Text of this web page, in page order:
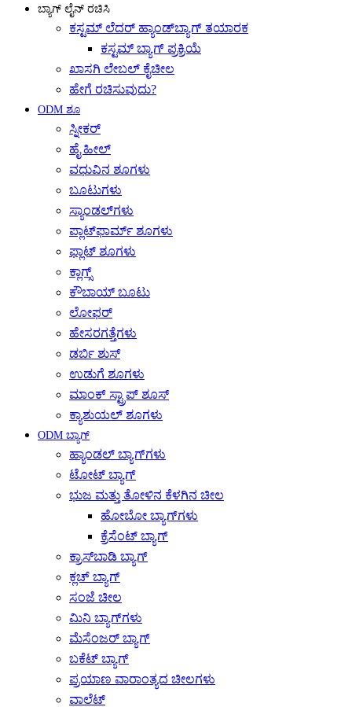
ಬ್ಯಾಗ್ ಲೈನ್ ರಚಿಸಿ
ಕಸ್ಟಮ್ ಲೆದರ್ ಹ್ಯಾಂಡ್‌ಬ್ಯಾಗ್ ತಯಾರಕ
ಕಸ್ಟಮ್ ಬ್ಯಾಗ್ ಪ್ರಕ್ರಿಯೆ
ಖಾಸಗಿ ಲೇಬಲ್ ಕೈಚೀಲ
ಹೇಗೆ ರಚಿಸುವುದು?
ODM ಶೂ
ಸ್ನೀಕರ್
ಹೈ ಹೀಲ್
ವಧುವಿನ ಶೂಗಳು
ಬೂಟುಗಳು
ಸ್ಯಾಂಡಲ್‌ಗಳು
ಪ್ಲಾಟ್‌ಫಾರ್ಮ್ ಶೂಗಳು
ಫ್ಲಾಟ್ ಶೂಗಳು
ಕ್ಲಾಗ್ಸ್
ಕೌಬಾಯ್ ಬೂಟು
ಲೋಫರ್
ಹೇಸರಗತ್ತೆಗಳು
ಡರ್ಬಿ ಶುಸ್
ಉಡುಗೆ ಶೂಗಳು
ಮಾಂಕ್ ಸ್ಟ್ರಾಪ್ ಶೂಸ್
ಕ್ಯಾಶುಯಲ್ ಶೂಗಳು
ODM ಬ್ಯಾಗ್
ಹ್ಯಾಂಡಲ್ ಬ್ಯಾಗ್‌ಗಳು
ಟೋಟ್ ಬ್ಯಾಗ್
ಭುಜ ಮತ್ತು ತೋಳಿನ ಕೆಳಗಿನ ಚೀಲ
ಹೋಬೋ ಬ್ಯಾಗ್‌ಗಳು
ಕ್ರೆಸೆಂಟ್ ಬ್ಯಾಗ್
ಕ್ರಾಸ್‌ಬಾಡಿ ಬ್ಯಾಗ್
ಕ್ಲಚ್ ಬ್ಯಾಗ್
ಸಂಜೆ ಚೀಲ
ಮಿನಿ ಬ್ಯಾಗ್‌ಗಳು
ಮೆಸೆಂಜರ್ ಬ್ಯಾಗ್
ಬಕೆಟ್ ಬ್ಯಾಗ್
ಪ್ರಯಾಣ ವಾರಾಂತ್ಯದ ಚೀಲಗಳು
ವಾಲೆಟ್